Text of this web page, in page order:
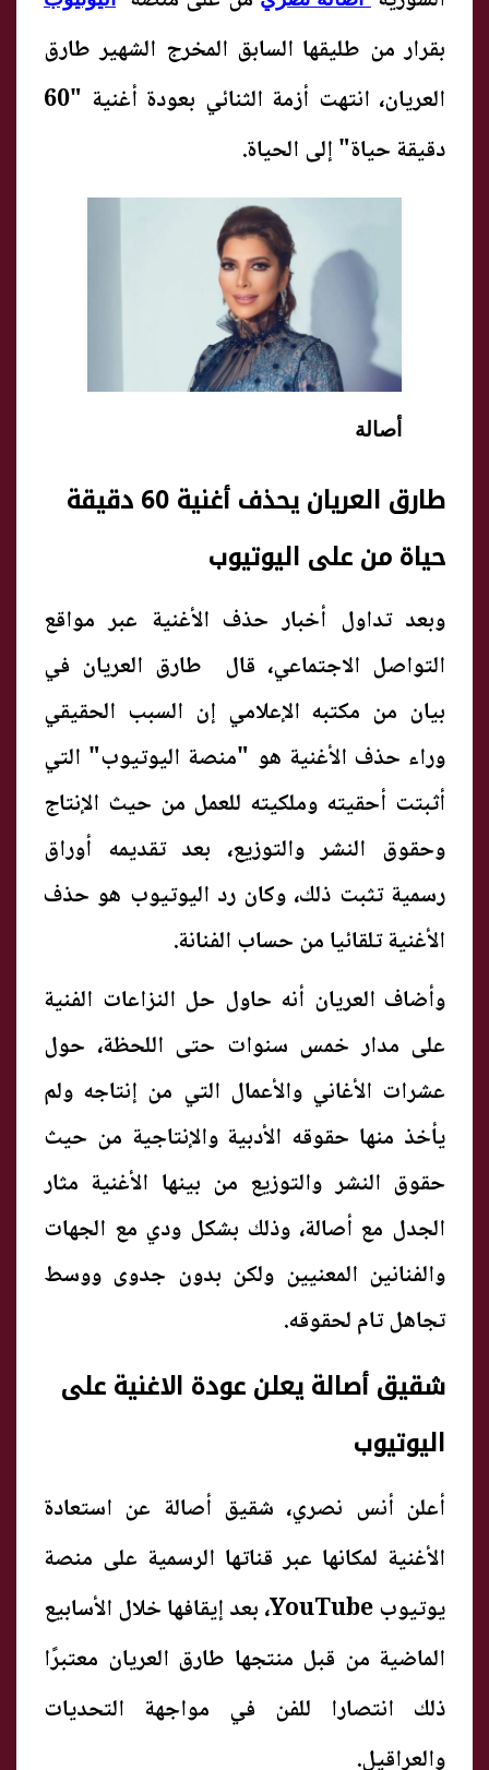
بقرار من طليقها السابق المخرج الشهير طارق
العريان، انتهت أزمة الثنائي بعودة أغنية "60
دقيقة حياة" إلى الحياة.
أصالة
طارق العريان يحذف أغنية 60 دقيقة
حياة من على اليوتيوب
وبعد تداول أخبار حذف الأغنية عبر مواقع
التواصل الاجتماعي، قال طارق العريان في
بيان من مكتبه الإعلامي إن السبب الحقيقي
وراء حذف الأغنية هو "منصة اليوتيوب" التي
أثبتت أحقيته وملكيته للعمل من حيث الإنتاج
وحقوق النشر والتوزيع، بعد تقديمه أوراق
رسمية تثبت ذلك، وكان رد اليوتيوب هو حذف
الأغنية تلقائيا من حساب الفنانة.
وأضاف العريان أنه حاول حل النزاعات الفنية
على مدار خمس سنوات حتى اللحظة، حول
عشرات الأغاني والأعمال التي من إنتاجه ولم
يأخذ منها حقوقه الأدبية والإنتاجية من حيث
حقوق النشر والتوزيع من بينها الأغنية مثار
الجدل مع أصالة، وذلك بشكل ودي مع الجهات
والفنانين المعنيين ولكن بدون جدوى ووسط
تجاهل تام لحقوقه.
شقيق أصالة يعلن عودة الاغنية على
اليوتيوب
أعلن أنس نصري، شقيق أصالة عن استعادة
الأغنية لمكانها عبر قناتها الرسمية على منصة
يوتيوب YouTube، بعد إيقافها خلال الأسابيع
الماضية من قبل منتجها طارق العريان معتبرًا
ذلك انتصارا للفن في مواجهة التحديات
والعراقيل.